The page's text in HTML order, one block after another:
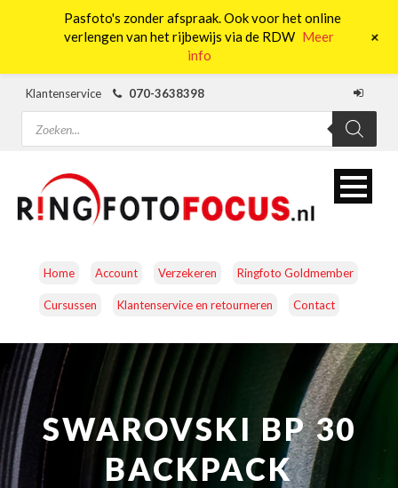
Klantenservice
070-3638398
Producten
zoeken
Home Account Verzekeren Ringfoto Goldmember
Cursussen Klantenservice en retourneren Contact
CAMERA’S OBJECTIEVEN ACCESSOIRES
NATUUROBSERVATIE MEDIA EN ENERGIE
STUDIOFOTOGRAFIE OCCASIONS
SWAROVSKI BP 30
BACKPACK
Pasfoto's zonder afspraak. Ook voor het online
verlengen van het rijbewijs via de RDW Meer
info
+